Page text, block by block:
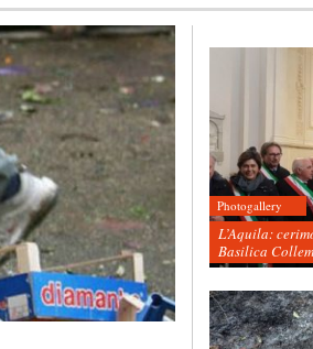
Photogallery
L’Aquila:
Basilica